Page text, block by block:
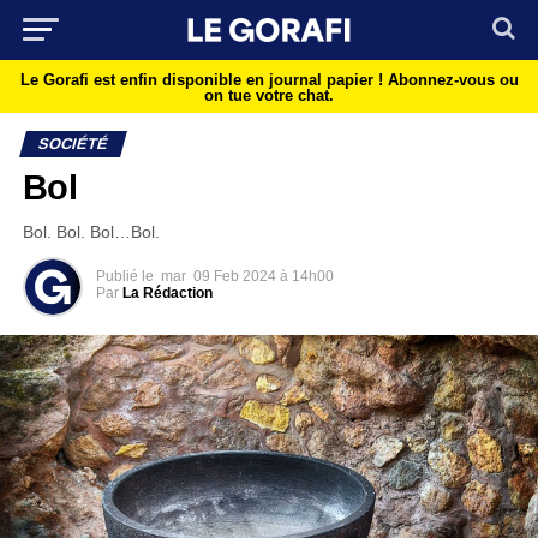
Le Gorafi est enfin disponible en journal papier ! Abonnez-vous ou
on tue votre chat.
SOCIÉTÉ
Bol
Bol. Bol. Bol…Bol.
Publié le mar 09 Feb 2024 à 14h00
Par La Rédaction